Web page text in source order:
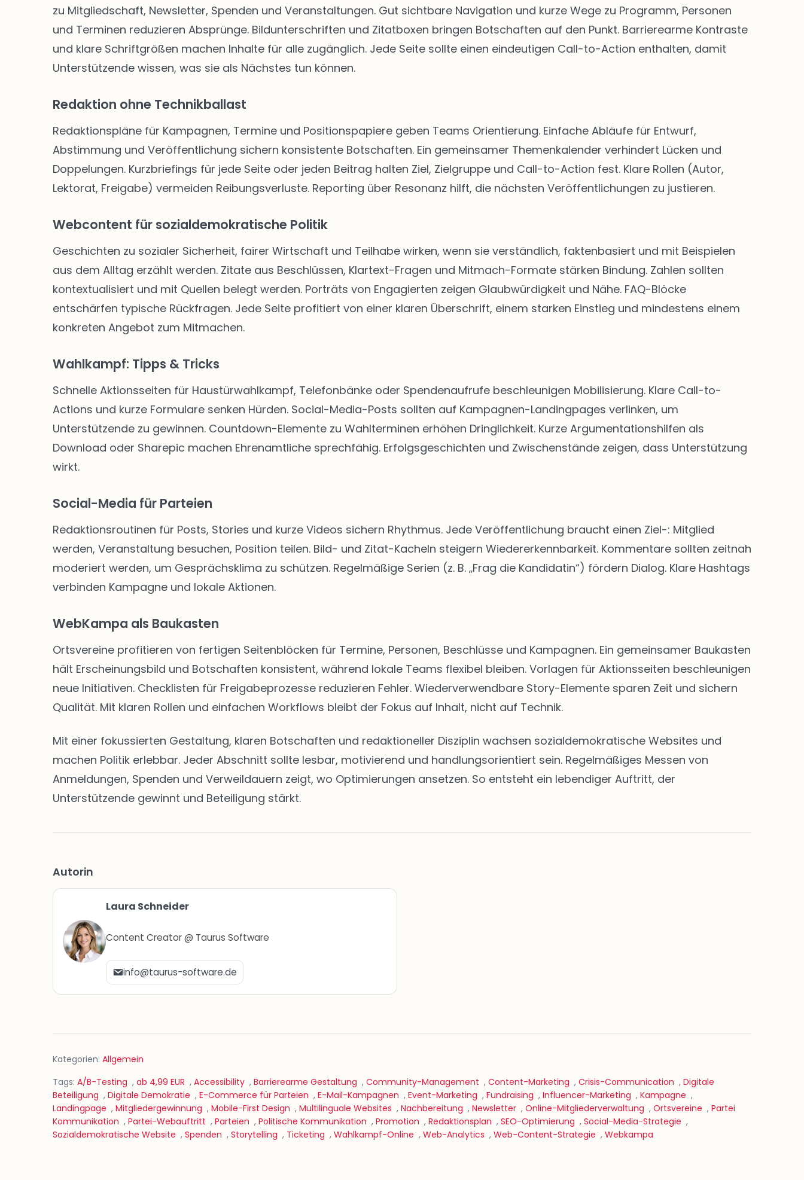
zu Mitgliedschaft, Newsletter, Spenden und Veranstaltungen. Gut sichtbare Navigation und kurze Wege zu Programm, Personen
und Terminen reduzieren Absprünge. Bildunterschriften und Zitatboxen bringen Botschaften auf den Punkt. Barrierearme Kontraste
und klare Schriftgrößen machen Inhalte für alle zugänglich. Jede Seite sollte einen eindeutigen Call-to-Action enthalten, damit
Unterstützende wissen, was sie als Nächstes tun können.
Redaktion ohne Technikballast
Redaktionspläne für Kampagnen, Termine und Positionspapiere geben Teams Orientierung. Einfache Abläufe für Entwurf,
Abstimmung und Veröffentlichung sichern konsistente Botschaften. Ein gemeinsamer Themenkalender verhindert Lücken und
Doppelungen. Kurzbriefings für jede Seite oder jeden Beitrag halten Ziel, Zielgruppe und Call-to-Action fest. Klare Rollen (Autor,
Lektorat, Freigabe) vermeiden Reibungsverluste. Reporting über Resonanz hilft, die nächsten Veröffentlichungen zu justieren.
Webcontent für sozialdemokratische Politik
Geschichten zu sozialer Sicherheit, fairer Wirtschaft und Teilhabe wirken, wenn sie verständlich, faktenbasiert und mit Beispielen
aus dem Alltag erzählt werden. Zitate aus Beschlüssen, Klartext-Fragen und Mitmach-Formate stärken Bindung. Zahlen sollten
kontextualisiert und mit Quellen belegt werden. Porträts von Engagierten zeigen Glaubwürdigkeit und Nähe. FAQ-Blöcke
entschärfen typische Rückfragen. Jede Seite profitiert von einer klaren Überschrift, einem starken Einstieg und mindestens einem
konkreten Angebot zum Mitmachen.
Wahlkampf: Tipps & Tricks
Schnelle Aktionsseiten für Haustürwahlkampf, Telefonbänke oder Spendenaufrufe beschleunigen Mobilisierung. Klare Call-to-
Actions und kurze Formulare senken Hürden. Social-Media-Posts sollten auf Kampagnen-Landingpages verlinken, um
Unterstützende zu gewinnen. Countdown-Elemente zu Wahlterminen erhöhen Dringlichkeit. Kurze Argumentationshilfen als
Download oder Sharepic machen Ehrenamtliche sprechfähig. Erfolgsgeschichten und Zwischenstände zeigen, dass Unterstützung
wirkt.
Social-Media für Parteien
Redaktionsroutinen für Posts, Stories und kurze Videos sichern Rhythmus. Jede Veröffentlichung braucht einen Ziel-: Mitglied
werden, Veranstaltung besuchen, Position teilen. Bild- und Zitat-Kacheln steigern Wiedererkennbarkeit. Kommentare sollten zeitnah
moderiert werden, um Gesprächsklima zu schützen. Regelmäßige Serien (z. B. „Frag die Kandidatin“) fördern Dialog. Klare Hashtags
verbinden Kampagne und lokale Aktionen.
WebKampa als Baukasten
Ortsvereine profitieren von fertigen Seitenblöcken für Termine, Personen, Beschlüsse und Kampagnen. Ein gemeinsamer Baukasten
hält Erscheinungsbild und Botschaften konsistent, während lokale Teams flexibel bleiben. Vorlagen für Aktionsseiten beschleunigen
neue Initiativen. Checklisten für Freigabeprozesse reduzieren Fehler. Wiederverwendbare Story-Elemente sparen Zeit und sichern
Qualität. Mit klaren Rollen und einfachen Workflows bleibt der Fokus auf Inhalt, nicht auf Technik.
Mit einer fokussierten Gestaltung, klaren Botschaften und redaktioneller Disziplin wachsen sozialdemokratische Websites und
machen Politik erlebbar. Jeder Abschnitt sollte lesbar, motivierend und handlungsorientiert sein. Regelmäßiges Messen von
Anmeldungen, Spenden und Verweildauern zeigt, wo Optimierungen ansetzen. So entsteht ein lebendiger Auftritt, der
Unterstützende gewinnt und Beteiligung stärkt.
Autorin
Laura Schneider
Content Creator @ Taurus Software
info@taurus-software.de
Kategorien: Allgemein
Tags: A/B-Testing , ab 4,99 EUR , Accessibility , Barrierearme Gestaltung , Community-Management , Content-Marketing , Crisis-Communication , Digitale
Beteiligung , Digitale Demokratie , E-Commerce für Parteien , E-Mail-Kampagnen , Event-Marketing , Fundraising , Influencer-Marketing , Kampagne ,
Landingpage , Mitgliedergewinnung , Mobile-First Design , Multilinguale Websites , Nachbereitung , Newsletter , Online-Mitgliederverwaltung , Ortsvereine , Partei
Kommunikation , Partei-Webauftritt , Parteien , Politische Kommunikation , Promotion , Redaktionsplan , SEO-Optimierung , Social-Media-Strategie ,
Sozialdemokratische Website , Spenden , Storytelling , Ticketing , Wahlkampf-Online , Web-Analytics , Web-Content-Strategie , Webkampa